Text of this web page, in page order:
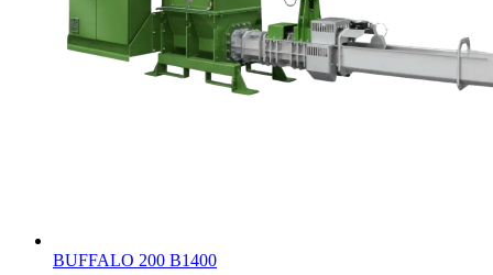
BUFFALO 200 B1400